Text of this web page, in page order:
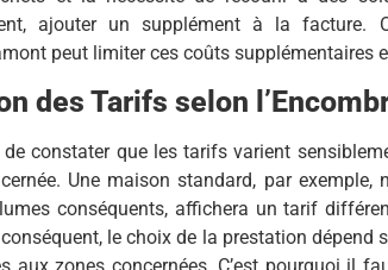
ajouter un supplément à la facture.
peut limiter ces coûts supplémentaires
des Tarifs selon
de constater que les tarifs varient
Une maison standard, par
conséquents, affichera un tarif
conséquent, le choix de la prestation dépend